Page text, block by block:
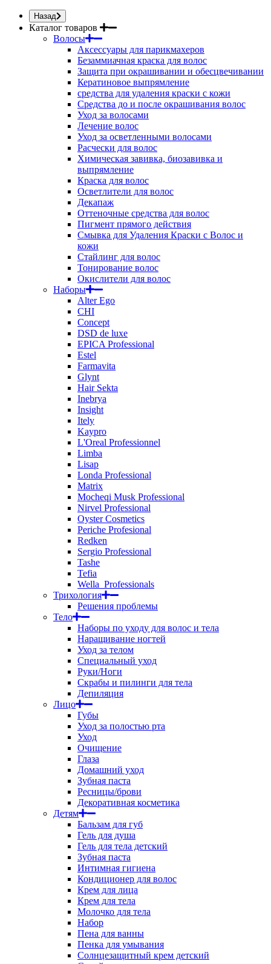
Назад
Каталог товаров
Волосы
Аксессуары для парикмахеров
Безаммиачная краска для волос
Защита при окрашивании и обесцвечивании
Кератиновое выпрямление
средства для удаления краски с кожи
Средства до и после окрашивания волос
Уход за волосами
Лечение волос
Уход за осветленными волосами
Расчески для волос
Химическая завивка, биозавивка и
выпрямление
Краска для волос
Осветлители для волос
Декапаж
Оттеночные средства для волос
Пигмент прямого действия
Смывка для Удаления Краски с Волос и
кожи
Стайлинг для волос
Тонирование волос
Окислители для волос
Наборы
Alter Ego
CHI
Concept
DSD de luxe
EPICA Professional
Estel
Farmavita
Glynt
Hair Sekta
Inebrya
Insight
Itely
Kaypro
L'Oreal Professionnel
Limba
Lisap
Londa Professional
Matrix
Mocheqi Musk Professional
Nirvel Professional
Oyster Cosmetics
Periche Profesional
Redken
Sergio Professional
Tashe
Tefia
Wella_Professionals
Трихология
Решения проблемы
Тело
Наборы по уходу для волос и тела
Наращивание ногтей
Уход за телом
Специальный уход
Руки/Ноги
Скрабы и пилинги для тела
Депиляция
Лицо
Губы
Уход за полостью рта
Уход
Очищение
Глаза
Домашний уход
Зубная паста
Ресницы/брови
Декоративная косметика
Детям
Бальзам для губ
Гель для душа
Гель для тела детский
Зубная паста
Интимная гигиена
Кондиционер для волос
Крем для лица
Крем для тела
Молочко для тела
Набор
Пена для ванны
Пенка для умывания
Солнцезащитный крем детский